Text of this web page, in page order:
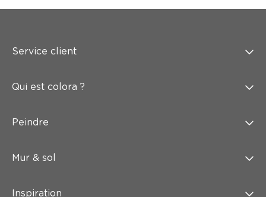
Service client
Qui est colora ?
Peindre
Mur & sol
Inspiration